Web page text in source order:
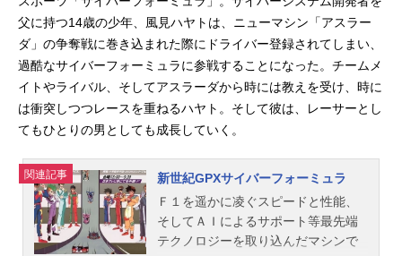
キャスト瀬名ロビン：渡辺明乃亜
門：竹若拓磨烏丸美穂：幸田夏穂堂
島百合香：氷上恭子榊晴人：福山潤
マイケル・リー：結城比呂スタッフ
原案：矢立肇 村瀬修功監督：村瀬
修功チーフライター：吉永亜矢キャ
ラクターデザイン：高橋久美子セッ
スケジュール1985年12月20日（金）
発売話数全12話キャストユリ：島津
冴子ケイ：頓宮恭子ミスニー：潘恵
子サマラ：藤田淑子コニー：高島雅
羅オラン：池田勝ユルジス：銀河万
丈ムギ：巻島直樹スタッフ原作：高
千穂遥脚本：伊藤和典音楽：国本佳
主題歌OP：「ボークー・ド・ボヌー
ル」槇泰子ED：「愛・everlasting」
槇奏子(C)高千穂＆スタジオぬえ・サ
ンライズ『ダーティペアノーランデ
父に持つ14歳の少年、風見ハヤトは、ニューマシン「アスラー
ダ」の争奪戦に巻き込まれた際にドライバー登録されてしまい、
過酷なサイバーフォーミュラに参戦することになった。チームメ
イトやライバル、そしてアスラーダから時には教えを受け、時に
は衝突しつつレースを重ねるハヤト。そして彼は、レーサーとし
てもひとりの男としても成長していく。
関連記事
新世紀GPXサイバーフォーミュラ
Ｆ１を遥かに凌ぐスピードと性能、
そしてＡＩによるサポート等最先端
テクノロジーを取り込んだマシンで